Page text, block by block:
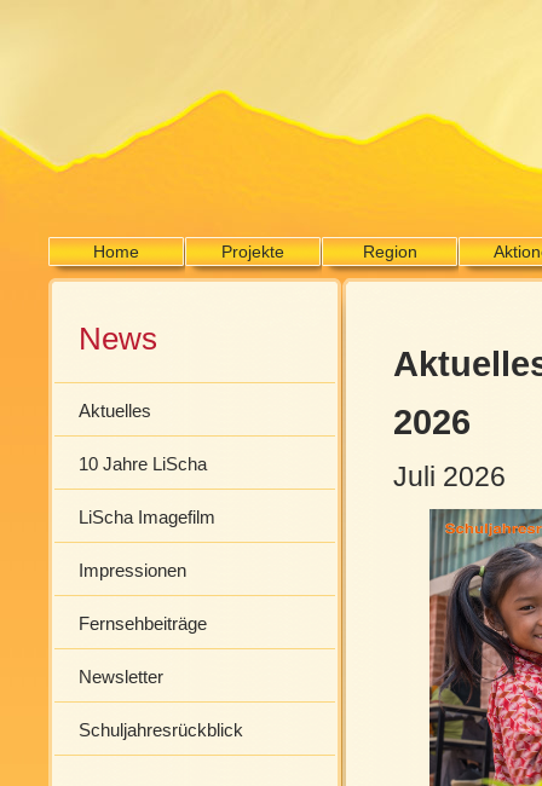
Home Projekte Region
News
Aktuelles
10 Jahre LiScha
LiScha Imagefilm
Impressionen
Fernsehbeiträge
Newsletter
Schuljahresrückblick
2026
Juli 2026